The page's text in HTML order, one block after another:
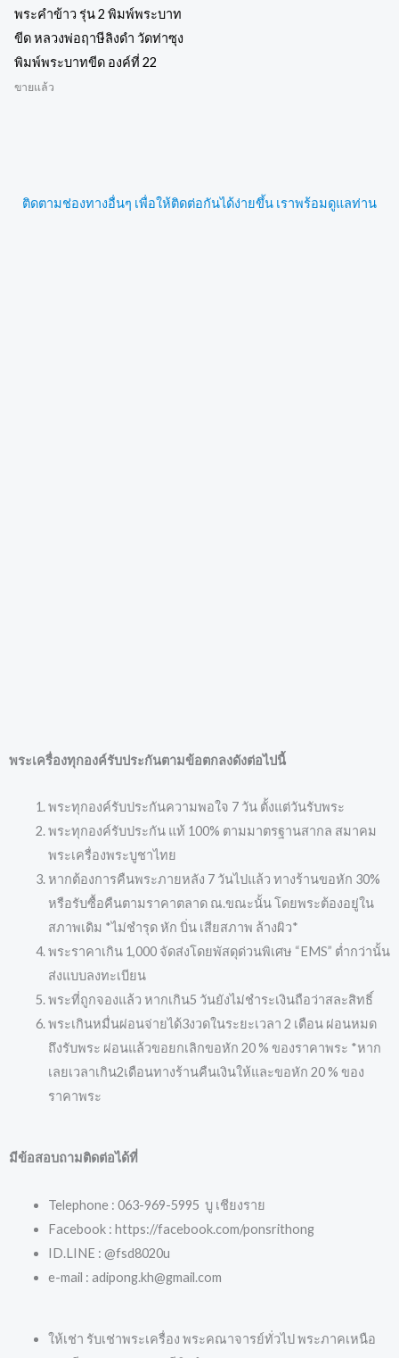
พระคำข้าว รุ่น 2 พิมพ์พระบาท
ขีด หลวงพ่อฤาษีลิงดำ วัดท่าซุง
พิมพ์พระบาทขีด องค์ที่ 22
ขายแล้ว
ติดตามช่องทางอื่นๆ เพื่อให้ติดต่อกันได้ง่ายขึ้น เราพร้อมดูแลท่าน
พระเครื่องทุกองค์รับประกันตามข้อตกลงดังต่อไปนี้
พระทุกองค์รับประกันความพอใจ 7 วัน ตั้งแต่วันรับพระ
พระทุกองค์รับประกัน แท้ 100% ตามมาตรฐานสากล สมาคม
พระเครื่องพระบูชาไทย
หากต้องการคืนพระภายหลัง 7 วันไปแล้ว ทางร้านขอหัก 30%
หรือรับซื้อคืนตามราคาตลาด ณ.ขณะนั้น โดยพระต้องอยู่ใน
สภาพเดิม *ไม่ชำรุด หัก บิ่น เสียสภาพ ล้างผิว*
พระราคาเกิน 1,000 จัดส่งโดยพัสดุด่วนพิเศษ “EMS” ต่ำกว่านั้น
ส่งแบบลงทะเบียน
พระที่ถูกจองแล้ว หากเกิน5 วันยังไม่ชำระเงินถือว่าสละสิทธิ์
พระเกินหมื่นผ่อนจ่ายได้3งวดในระยะเวลา 2 เดือน ผ่อนหมด
ถึงรับพระ ผ่อนแล้วขอยกเลิกขอหัก 20 % ของราคาพระ *หาก
เลยเวลาเกิน2เดือนทางร้านคืนเงินให้และขอหัก 20 % ของ
ราคาพระ
มีข้อสอบถามติดต่อได้ที่
Telephone : 063-969-5995 บู เชียงราย
Facebook : https://facebook.com/ponsrithong
ID.LINE : @fsd8020u
e-mail : adipong.kh@gmail.com
ให้เช่า รับเช่าพระเครื่อง พระคณาจารย์ทั่วไป พระภาคเหนือ